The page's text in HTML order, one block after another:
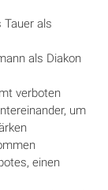
Tauer als
als Diakon
verboten
um
einen